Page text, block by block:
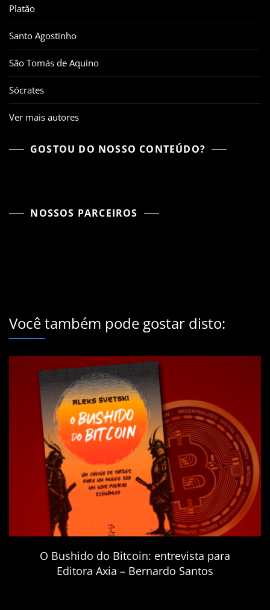
Platão
Santo Agostinho
São Tomás de Aquino
Sócrates
Ver mais autores
GOSTOU DO NOSSO CONTEÚDO?
NOSSOS PARCEIROS
Você também pode gostar disto:
O Bushido do Bitcoin: entrevista para
Editora Axia – Bernardo Santos